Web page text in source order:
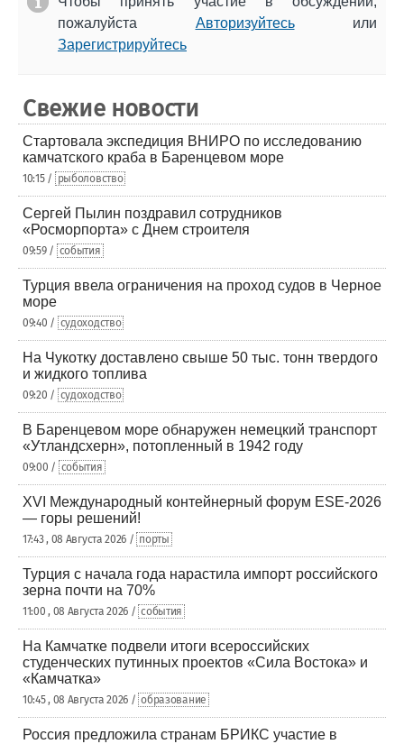
пожалуйста Авторизуйтесьили
Зарегистрируйтесь
Свежие новости
Стартовала экспедиция ВНИРО по исследованию
камчатского краба в Баренцевом море
10:15 / рыболовство
Сергей Пылин поздравил сотрудников
«Росморпорта» с Днем строителя
09:59 / события
Турция ввела ограничения на проход судов в Черное
море
09:40 / судоходство
На Чукотку доставлено свыше 50 тыс. тонн твердого
и жидкого топлива
09:20 / судоходство
В Баренцевом море обнаружен немецкий транспорт
«Утландсхерн», потопленный в 1942 году
09:00 / события
XVI Международный контейнерный форум ESE-2026
— горы решений!
17:43 , 08 Августа 2026 / порты
Турция с начала года нарастила импорт российского
зерна почти на 70%
11:00 , 08 Августа 2026 / события
На Камчатке подвели итоги всероссийских
студенческих путинных проектов «Сила Востока» и
«Камчатка»
10:45 , 08 Августа 2026 / образование
Россия предложила странам БРИКС участие в